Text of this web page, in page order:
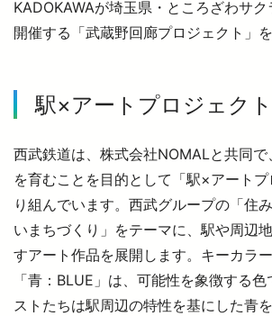
KADOKAWAが埼玉県・ところざわサ
開催する「武蔵野回廊プロジェクト」
駅×アートプロジェクト
西武鉄道は、株式会社NOMALと共同
を育むことを目的として「駅×アート
り組んでいます。西武グループの「住
いまちづくり」をテーマに、駅や周辺
すアート作品を展開します。キーカラ
「青：BLUE」は、可能性を象徴する
ストたちは駅周辺の特性を基にした青